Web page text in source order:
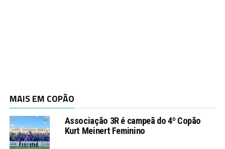
MAIS EM COPÃO
Associação 3R é campeã do 4º Copão
Kurt Meinert Feminino